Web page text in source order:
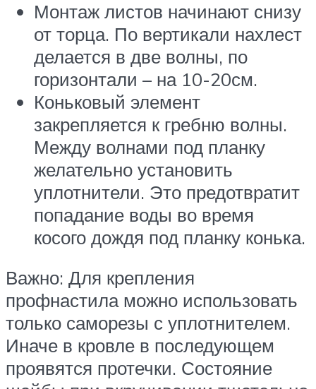
Монтаж листов начинают снизу
от торца. По вертикали нахлест
делается в две волны, по
горизонтали – на 10-20см.
Коньковый элемент
закрепляется к гребню волны.
Между волнами под планку
желательно установить
уплотнители. Это предотвратит
попадание воды во время
косого дождя под планку конька.
Важно: Для крепления
профнастила можно использовать
только саморезы с уплотнителем.
Иначе в кровле в последующем
проявятся протечки. Состояние